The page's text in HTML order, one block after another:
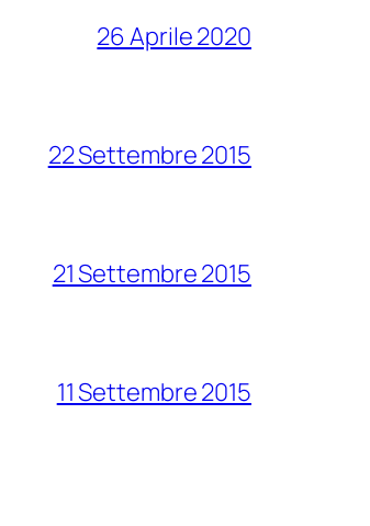
26 Aprile 2020
22 Settembre 2015
21 Settembre 2015
11 Settembre 2015